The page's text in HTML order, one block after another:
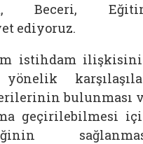
Beceri,
ediyoruz.
istihdam
bulunması
geçirilebilmesi